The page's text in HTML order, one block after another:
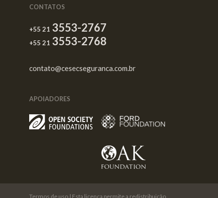
CONTATOS
+55 21 3553-2767
+55 21 3553-2768
contato@cesecseguranca.com.br
APOIADORES
Termos de uso | Esta licença permite a redistribuição,